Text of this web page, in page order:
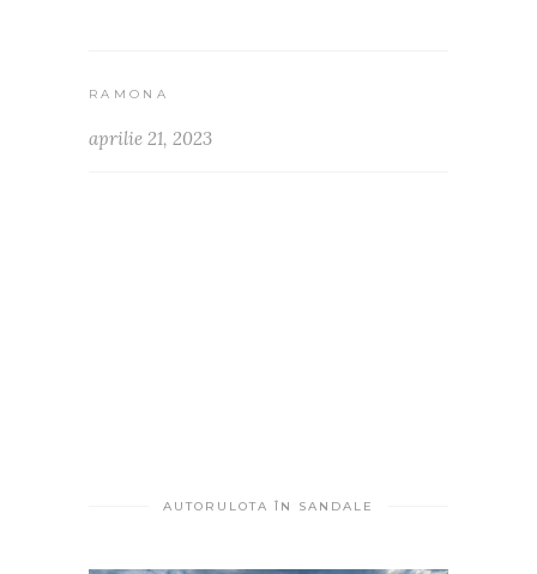
RAMONA
aprilie 21, 2023
AUTORULOTA ÎN SANDALE